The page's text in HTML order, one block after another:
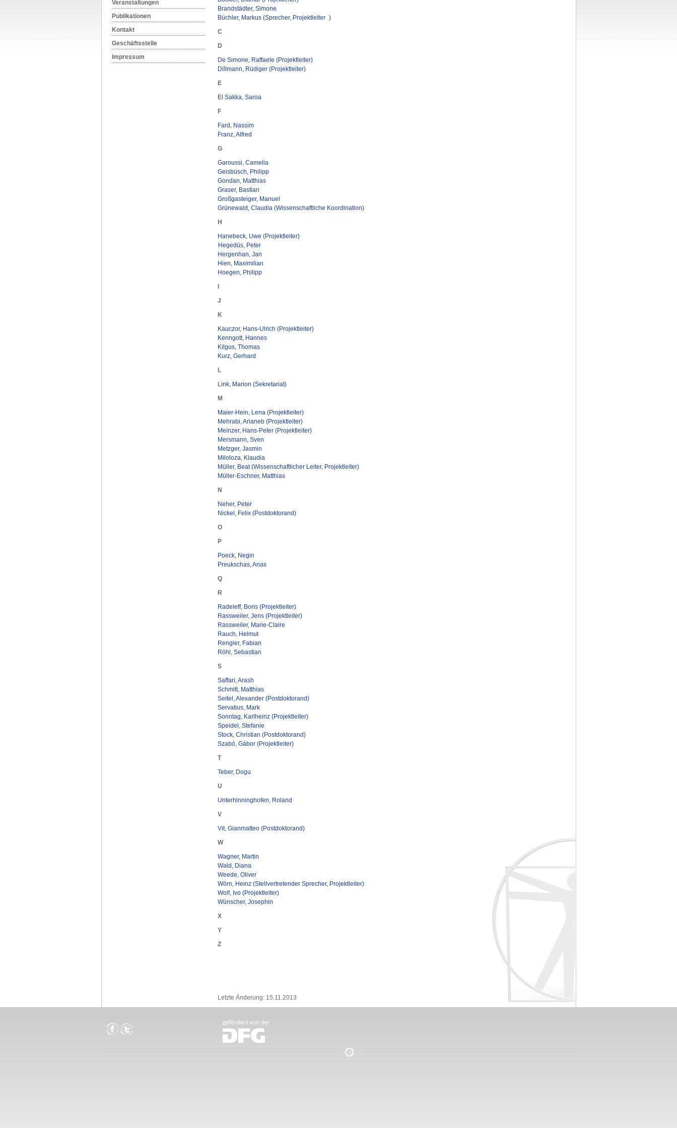
Veranstaltungen
Publikationen
Kontakt
Geschäftsstelle
Impressum
Brandstädter, Simone
Büchler, Markus (Sprecher, Projektleiter )
C
D
De Simone, Raffaele (Projektleiter)
Dillmann, Rüdiger (Projektleiter)
E
El Sakka, Saroa
F
Fard, Nassim
Franz, Alfred
G
Garoussi, Camelia
Geisbüsch, Philipp
Gondan, Matthias
Graser, Bastian
Großgasteiger, Manuel
Grünewald, Claudia (Wissenschaftliche Koordination)
H
Hanebeck, Uwe (Projektleiter)
Hegedüs, Peter
Hergenhan, Jan
Hien, Maximilian
Hoegen, Philipp
J
K
Kauczor, Hans-Ulrich (Projektleiter)
Kenngott, Hannes
Kilgus, Thomas
Kurz, Gerhard
L
Link, Marion (Sekretariat)
M
Maier-Hein, Lena (Projektleiter)
Mehrabi, Arianeb (Projektleiter)
Meinzer, Hans-Peter (Projektleiter)
Mersmann, Sven
Metzger, Jasmin
Miloloza, Klaudia
Müller, Beat (Wissenschaftlicher Leiter, Projektleiter)
Müller-Eschner, Matthias
N
Neher, Peter
Nickel, Felix (Postdoktorand)
O
P
Poeck, Negin
Preukschas, Anas
Q
R
Radeleff, Boris (Projektleiter)
Rassweiler, Jens (Projektleiter)
Rassweiler, Marie-Claire
Rauch, Helmut
Rengier, Fabian
Röhl, Sebastian
S
Saffari, Arash
Schmitt, Matthias
Seitel, Alexander (Postdoktorand)
Servatius, Mark
Sonntag, Karlheinz (Projektleiter)
Speidel, Stefanie
Stock, Christian (Postdoktorand)
Szabó, Gábor (Projektleiter)
T
Teber, Dogu
U
Unterhinninghofen, Roland
V
Vit, Gianmatteo (Postdoktorand)
W
Wagner, Martin
Wald, Diana
Weede, Oliver
Wörn, Heinz (Stellvertretender Sprecher, Projektleiter)
Wolf, Ivo (Projektleiter)
Wünscher, Josephin
X
Y
Z
Letzte Änderung: 15.11.2013